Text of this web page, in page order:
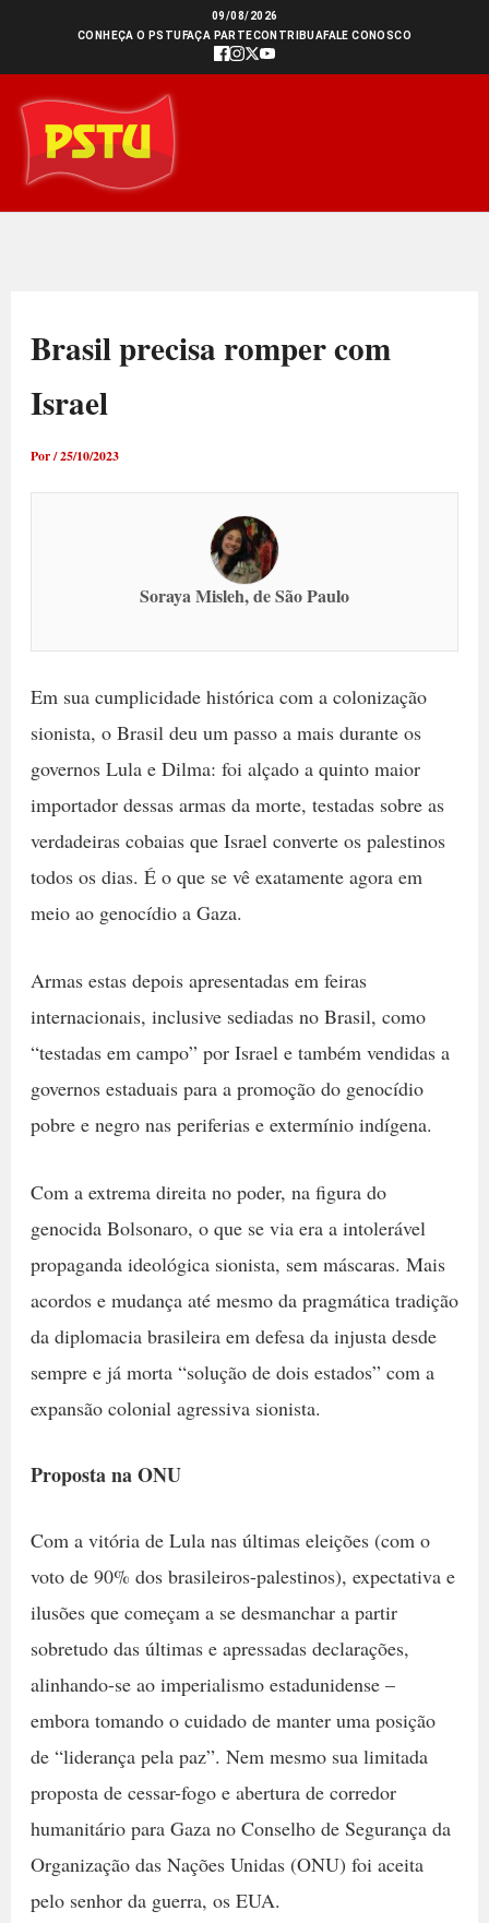
conteúdo
09/08/2026
CONHEÇA O PSTU FAÇA PARTECONTRIBUAFALE CONOSCO
Brasil precisa romper com
Israel
Por/25/10/2023
Soraya Misleh, de São Paulo
Em sua cumplicidade histórica com a colonização
sionista, o Brasil deu um passo a mais durante os
governos Lula e Dilma: foi alçado a quinto maior
importador dessas armas da morte, testadas sobre as
verdadeiras cobaias que Israel converte os palestinos
todos os dias. É o que se vê exatamente agora em
meio ao genocídio a Gaza.
Armas estas depois apresentadas em feiras
internacionais, inclusive sediadas no Brasil, como
“testadas em campo” por Israel e também vendidas a
governos estaduais para a promoção do genocídio
pobre e negro nas periferias e extermínio indígena.
Com a extrema direita no poder, na figura do
genocida Bolsonaro, o que se via era a intolerável
propaganda ideológica sionista, sem máscaras. Mais
acordos e mudança até mesmo da pragmática tradição
da diplomacia brasileira em defesa da injusta desde
sempre e já morta “solução de dois estados” com a
expansão colonial agressiva sionista.
Proposta na ONU
Com a vitória de Lula nas últimas eleições (com o
voto de 90% dos brasileiros-palestinos), expectativa e
ilusões que começam a se desmanchar a partir
sobretudo das últimas e apressadas declarações,
alinhando-se ao imperialismo estadunidense –
embora tomando o cuidado de manter uma posição
de “liderança pela paz”. Nem mesmo sua limitada
proposta de cessar-fogo e abertura de corredor
humanitário para Gaza no Conselho de Segurança da
Organização das Nações Unidas (ONU) foi aceita
pelo senhor da guerra, os EUA.